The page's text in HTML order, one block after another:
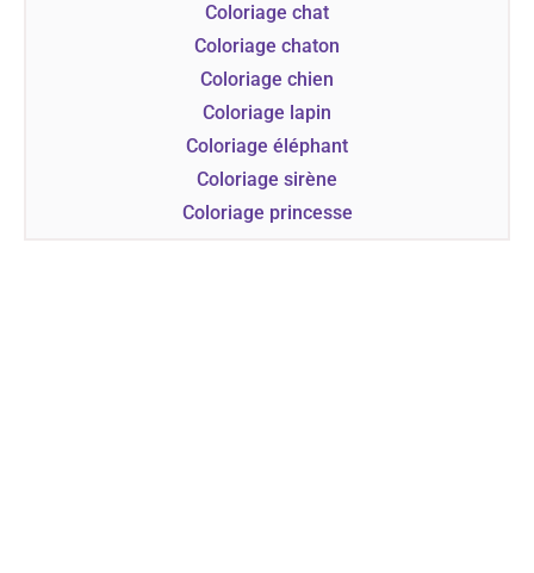
Coloriage chat
Coloriage chaton
Coloriage chien
Coloriage lapin
Coloriage éléphant
Coloriage sirène
Coloriage princesse